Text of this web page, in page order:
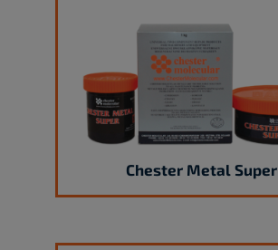
Chester Metal Super